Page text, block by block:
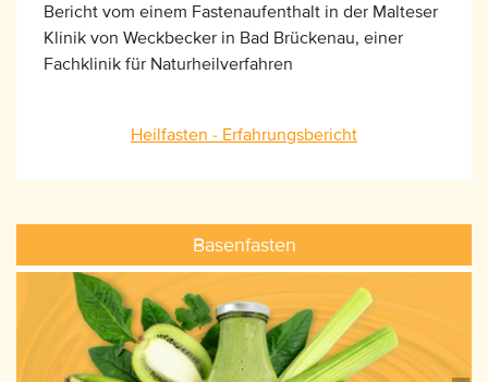
Bericht vom einem Fastenaufenthalt in der Malteser
Klinik von Weckbecker in Bad Brückenau, einer
Fachklinik für Naturheilverfahren
Heilfasten - Erfahrungsbericht
Basenfasten